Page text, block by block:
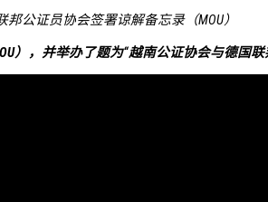
公证员协会签署谅解备忘录（MOU）
），并举办了题为“越南公证协会与德国